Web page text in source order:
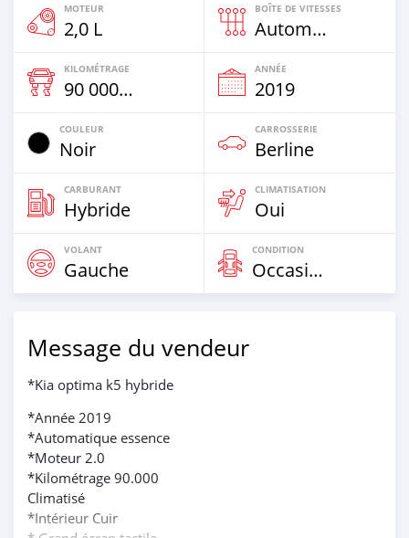
MOTEUR
2,0 L
BOÎTE DE VITESSES
Automatique
KILOMÉTRAGE
90 000 Km
ANNÉE
2019
COULEUR
Noir
CARROSSERIE
Berline
CARBURANT
Hybride
CLIMATISATION
Oui
VOLANT
Gauche
CONDITION
Occasion
Message du vendeur
*Kia optima k5 hybride
*Année 2019
*Automatique essence
*Moteur 2.0
*Kilométrage 90.000
Climatisé
*Intérieur Cuir